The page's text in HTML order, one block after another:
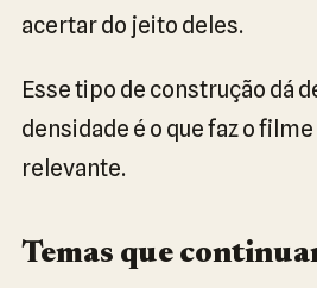
acertar do jeito deles.
Esse tipo de construção dá
densidade é o que faz o
relevante.
Temas que